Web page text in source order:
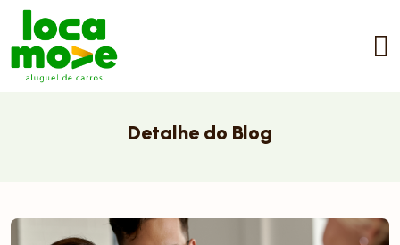
Detalhe do Blog